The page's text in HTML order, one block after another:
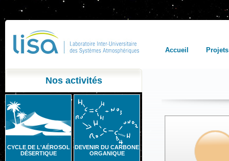
Accueil Projets
Nos activités
CYCLE DE L'AÉROSOL
DÉSERTIQUE
DEVENIR DU CARBONE
ORGANIQUE